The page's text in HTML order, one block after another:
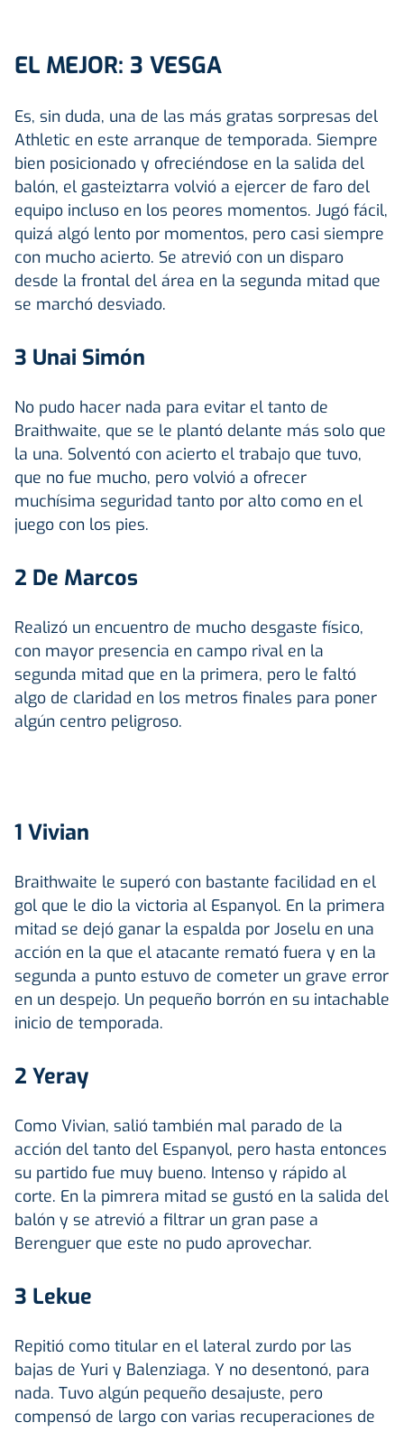
EL MEJOR: 3 VESGA
Es, sin duda, una de las más gratas sorpresas del
Athletic en este arranque de temporada. Siempre
bien posicionado y ofreciéndose en la salida del
balón, el gasteiztarra volvió a ejercer de faro del
equipo incluso en los peores momentos. Jugó fácil,
quizá algó lento por momentos, pero casi siempre
con mucho acierto. Se atrevió con un disparo
desde la frontal del área en la segunda mitad que
se marchó desviado.
3 Unai Simón
No pudo hacer nada para evitar el tanto de
Braithwaite, que se le plantó delante más solo que
la una. Solventó con acierto el trabajo que tuvo,
que no fue mucho, pero volvió a ofrecer
muchísima seguridad tanto por alto como en el
juego con los pies.
2 De Marcos
Realizó un encuentro de mucho desgaste físico,
con mayor presencia en campo rival en la
segunda mitad que en la primera, pero le faltó
algo de claridad en los metros finales para poner
algún centro peligroso.
1 Vivian
Braithwaite le superó con bastante facilidad en el
gol que le dio la victoria al Espanyol. En la primera
mitad se dejó ganar la espalda por Joselu en una
acción en la que el atacante remató fuera y en la
segunda a punto estuvo de cometer un grave error
en un despejo. Un pequeño borrón en su intachable
inicio de temporada.
2 Yeray
Como Vivian, salió también mal parado de la
acción del tanto del Espanyol, pero hasta entonces
su partido fue muy bueno. Intenso y rápido al
corte. En la pimrera mitad se gustó en la salida del
balón y se atrevió a filtrar un gran pase a
Berenguer que este no pudo aprovechar.
3 Lekue
Repitió como titular en el lateral zurdo por las
bajas de Yuri y Balenziaga. Y no desentonó, para
nada. Tuvo algún pequeño desajuste, pero
compensó de largo con varias recuperaciones de